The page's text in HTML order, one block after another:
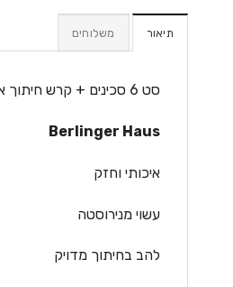
תיאור משלוחים
סט 6 סכינים + קרש חיתוך איכותי BH-2708
Berlinger Haus
איכותי וחזק
עשוי מנירוסטה
להב בחיתוך מדויק